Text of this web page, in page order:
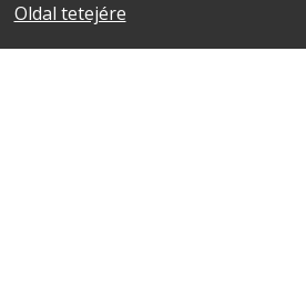
Oldal tetejére